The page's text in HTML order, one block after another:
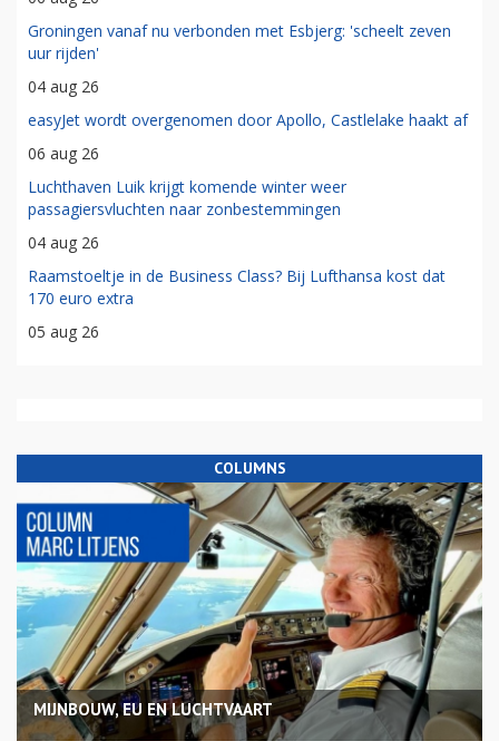
Groningen vanaf nu verbonden met Esbjerg: 'scheelt zeven
uur rijden'
04 aug 26
easyJet wordt overgenomen door Apollo, Castlelake haakt af
06 aug 26
Luchthaven Luik krijgt komende winter weer
passagiersvluchten naar zonbestemmingen
04 aug 26
Raamstoeltje in de Business Class? Bij Lufthansa kost dat
170 euro extra
05 aug 26
COLUMNS
MIJNBOUW, EU EN LUCHTVAART